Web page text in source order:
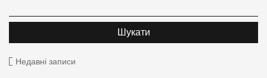
Недавні записи